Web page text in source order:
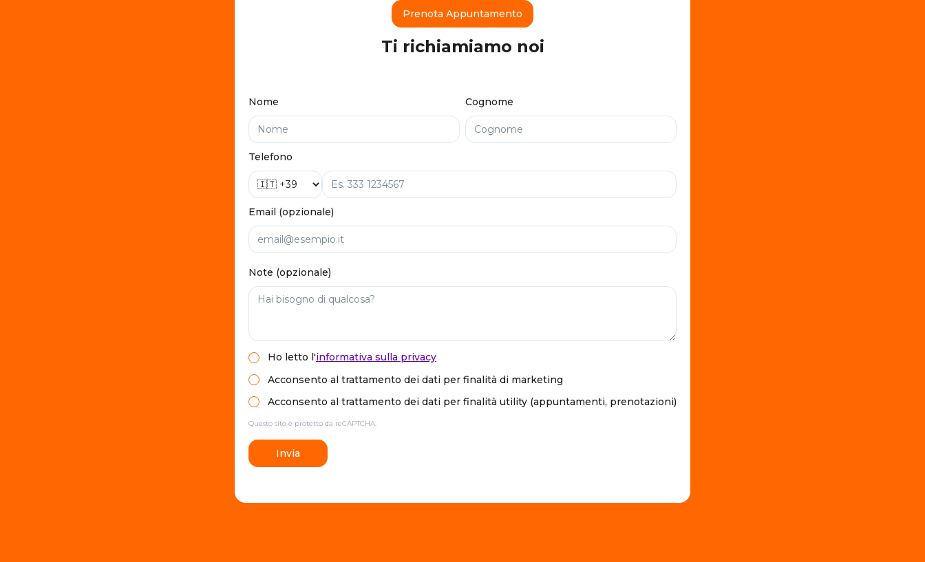
Prenota Appuntamento
Ti richiamiamo noi
Nome Cognome
Telefono
Email (opzionale)
Note (opzionale)
Ho letto l'informativa sulla privacy
Acconsento al trattamento dei dati per finalità di marketing
Acconsento al trattamento dei dati per finalità utility (appuntamenti, prenotazioni)
Questo sito è protetto da reCAPTCHA.
Invia